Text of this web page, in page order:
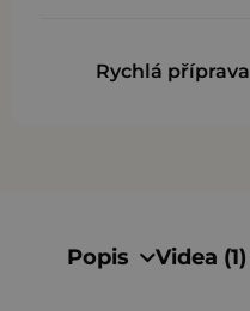
Rychlá příprava
Popis Videa (1)